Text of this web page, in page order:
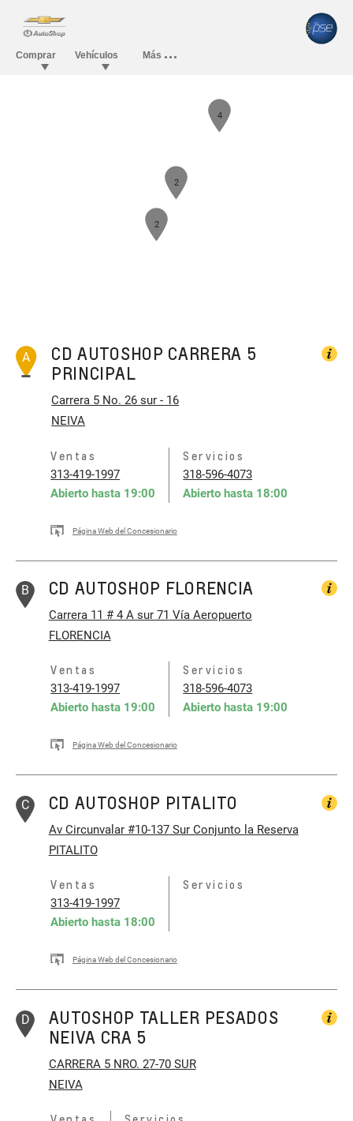
2
2
4
A
CD AUTOSHOP CARRERA 5
PRINCIPAL
Carrera 5 No. 26 sur - 16
NEIVA
Ventas
313-419-1997
Abierto hasta 19:00
Servicios
318-596-4073
Abierto hasta 18:00
Página Web del Concesionario
B CD AUTOSHOP FLORENCIA
Carrera 11 # 4 A sur 71 Vía Aeropuerto
FLORENCIA
Ventas
313-419-1997
Abierto hasta 19:00
Servicios
318-596-4073
Abierto hasta 19:00
Página Web del Concesionario
C CD AUTOSHOP PITALITO
Av Circunvalar #10-137Sur Conjunto la Reserva
PITALITO
Ventas
313-419-1997
Abierto hasta 18:00
Servicios
Página Web del Concesionario
D
AUTOSHOP TALLER PESADOS
NEIVA CRA 5
CARRERA 5 NRO. 27-70 SUR
NEIVA